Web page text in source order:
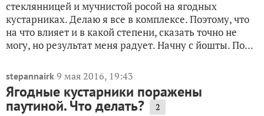
стеклянницей и мучнистой росой на ягодных
кустарниках. Делаю я все в комплексе. Поэтому, что
на что влияет и в какой степени, сказать точно не
могу, но результат меня радует. Начну с йошты. По...
stepannairk 9 мая 2016, 19:43
Ягодные кустарники поражены
паутиной. Что делать? 2